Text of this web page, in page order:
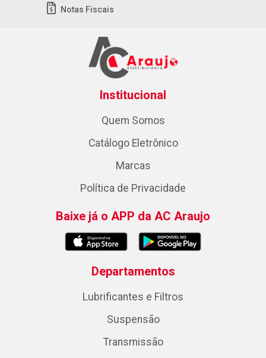
Notas Fiscais
Institucional
Quem Somos
Catálogo Eletrônico
Marcas
Política de Privacidade
Baixe já o APP da AC Araujo
Departamentos
Lubrificantes e Filtros
Suspensão
Transmissão